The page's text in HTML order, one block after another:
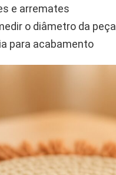
e arremates
o diâmetro da peça
para acabamento